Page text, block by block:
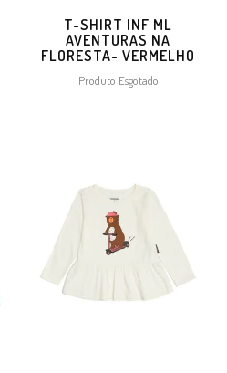
T-SHIRT INF ML
AVENTURAS NA
FLORESTA- VERMELHO
Produto Esgotado